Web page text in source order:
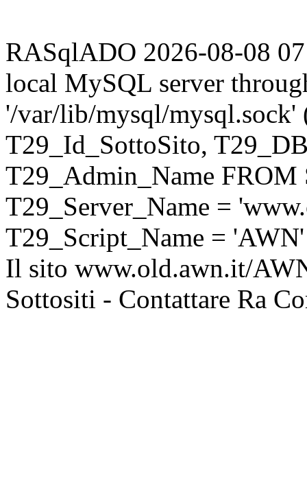
RASqlADO 2026-08-08
local MySQL server
'/var/lib/mysql/mysql.sock'
T29_Id_SottoSito,
T29_Admin_Name
T29_Server_Name =
T29_Script_Name = 'AWN'
Il sito www.old.awn.it/
Sottositi - Contattare Ra